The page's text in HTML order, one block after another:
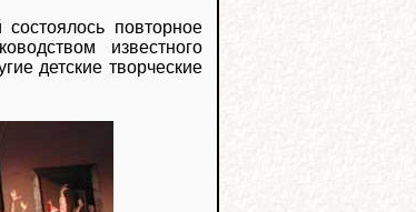
повторное
известного
детские творческие